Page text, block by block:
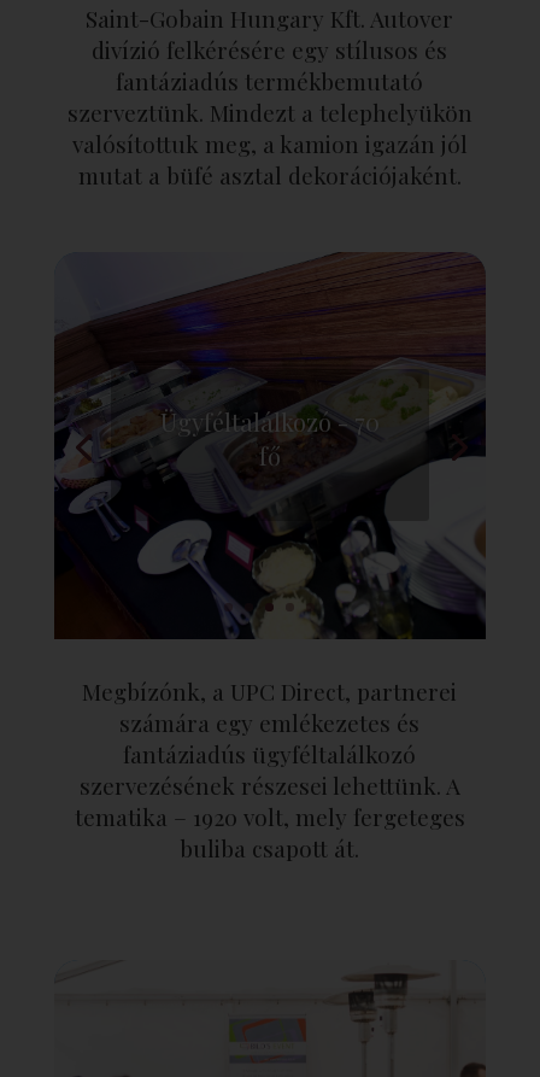
Saint-Gobain Hungary Kft. Autover
divízió felkérésére egy stílusos és
fantáziadús termékbemutató
szerveztünk. Mindezt a telephelyükön
valósítottuk meg, a kamion igazán jól
mutat a büfé asztal dekorációjaként.
Megbízónk, a UPC Direct, partnerei
számára egy emlékezetes és
fantáziadús ügyféltalálkozó
szervezésének részesei lehettünk. A
tematika – 1920 volt, mely fergeteges
buliba csapott át.